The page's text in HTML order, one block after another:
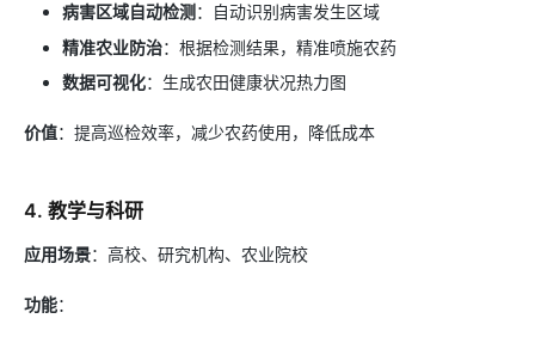
病害区域自动检测 ：自动识别病害发生区域
精准农业防治：根据检测结果，精准喷施农药
数据可视化：生成农田健康状况热力图
价值：提高巡检效率，减少农药使用，降低成本
4. 教学与科研
应用场景：高校、研究机构、农业院校
功能：